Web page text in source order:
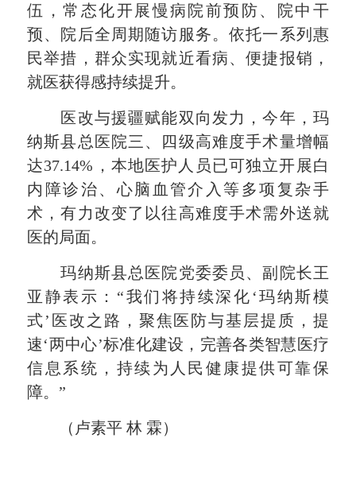
伍，常态化开展慢病院前预防、院中干
预、院后全周期随访服务。依托一系列惠
民举措，群众实现就近看病、便捷报销，
就医获得感持续提升。
医改与援疆赋能双向发力，今年，玛
纳斯县总医院三、四级高难度手术量增幅
达37.14%，本地医护人员已可独立开展白
内障诊治、心脑血管介入等多项复杂手
术，有力改变了以往高难度手术需外送就
医的局面。
玛纳斯县总医院党委委员、副院长王
亚静表示：“我们将持续深化‘玛纳斯模
式’医改之路，聚焦医防与基层提质，提
速‘两中心’标准化建设，完善各类智慧医疗
信息系统，持续为人民健康提供可靠保
障。”
（卢素平 林 霖）